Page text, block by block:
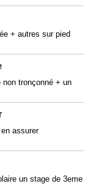
+ autres sur pied
non tronçonné + un
assurer
un stage de 3eme